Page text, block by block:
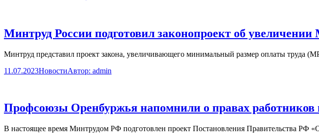
Минтруд России подготовил законопроект об
Минтруд представил проект закона, увеличивающего минимальный размер оплаты труда
11.07.2023НовостиАвтор: admin
Профсоюзы Оренбуржья напомнили о правах работников
В настоящее время Минтрудом РФ подготовлен проект Постановления Правительства РФ